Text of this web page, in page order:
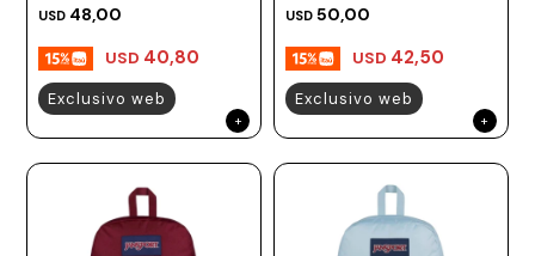
USD 48,00
USD 40,80
Exclusivo web
USD 50,00
USD 42,50
Exclusivo web